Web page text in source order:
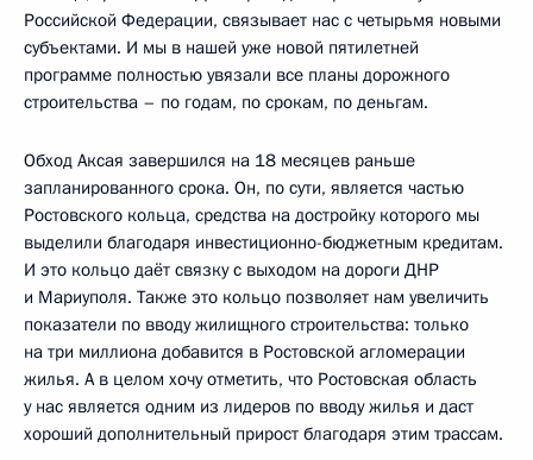
Российской Федерации, связывает нас с четырьмя новыми
субъектами. И мы в нашей уже новой пятилетней
программе полностью увязали все планы дорожного
строительства – по годам, по срокам, по деньгам.
Обход Аксая завершился на 18 месяцев раньше
запланированного срока. Он, по сути, является частью
Ростовского кольца, средства на достройку которого мы
выделили благодаря инвестиционно-бюджетным кредитам.
И это кольцо даёт связку с выходом на дороги ДНР
и Мариуполя. Также это кольцо позволяет нам увеличить
показатели по вводу жилищного строительства: только
на три миллиона добавится в Ростовской агломерации
жилья. А в целом хочу отметить, что Ростовская область
у нас является одним из лидеров по вводу жилья и даст
хороший дополнительный прирост благодаря этим трассам.